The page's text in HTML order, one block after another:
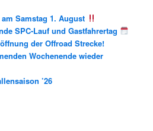
Samstag 1. August
SPC-Lauf und Gastfahrertag
der Offroad Strecke!
Wochenende wieder
’26